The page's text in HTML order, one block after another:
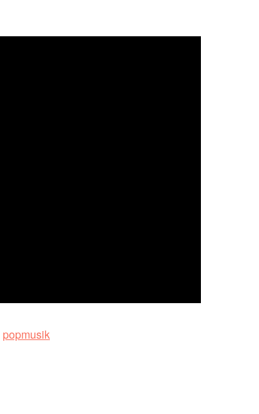
popmusik